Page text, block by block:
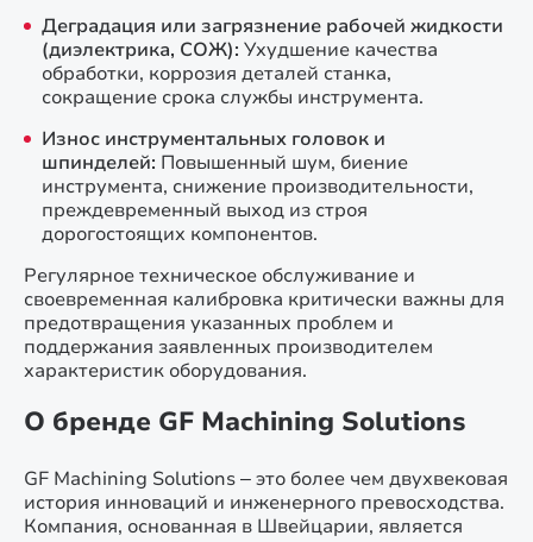
Деградация или загрязнение рабочей жидкости
(диэлектрика, СОЖ): Ухудшение качества
обработки, коррозия деталей станка,
сокращение срока службы инструмента.
Износ инструментальных головок и
шпинделей: Повышенный шум, биение
инструмента, снижение производительности,
преждевременный выход из строя
дорогостоящих компонентов.
Регулярное техническое обслуживание и
своевременная калибровка критически важны для
предотвращения указанных проблем и
поддержания заявленных производителем
характеристик оборудования.
О бренде GF Machining Solutions
GF Machining Solutions – это более чем двухвековая
история инноваций и инженерного превосходства.
Компания, основанная в Швейцарии, является